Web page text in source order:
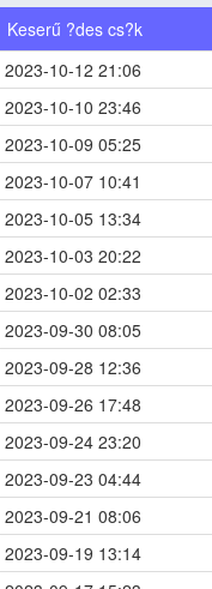
Keserű ?des cs?k
2023-10-12 21:06
2023-10-10 23:46
2023-10-09 05:25
2023-10-07 10:41
2023-10-05 13:34
2023-10-03 20:22
2023-10-02 02:33
2023-09-30 08:05
2023-09-28 12:36
2023-09-26 17:48
2023-09-24 23:20
2023-09-23 04:44
2023-09-21 08:06
2023-09-19 13:14